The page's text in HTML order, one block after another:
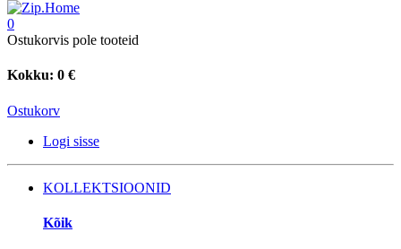
0
Ostukorvis pole tooteid
Kokku: 0 €
Ostukorv
Logi sisse
KOLLEKTSIOONID
Kõik